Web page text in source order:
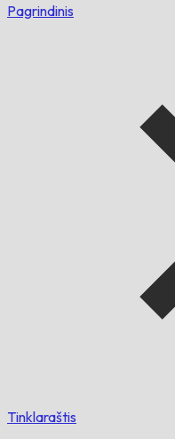
Pagrindinis
Tinklaraštis